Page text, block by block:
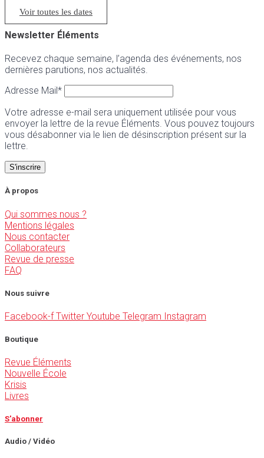
Voir toutes les dates
Newsletter Éléments
Recevez chaque semaine, l’agenda des événements, nos
dernières parutions, nos actualités.
Adresse Mail*
Votre adresse e-mail sera uniquement utilisée pour vous
envoyer la lettre de la revue Éléments. Vous pouvez toujours
vous désabonner via le lien de désinscription présent sur la
lettre.
À propos
Qui sommes nous ?
Mentions légales
Nous contacter
Collaborateurs
Revue de presse
FAQ
Nous suivre
Facebook-f Twitter Youtube Telegram Instagram
Boutique
Revue Éléments
Nouvelle École
Krisis
Livres
S'abonner
Audio / Vidéo